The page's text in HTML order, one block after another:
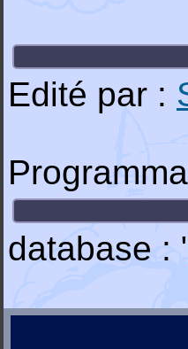
Edité par :
database :